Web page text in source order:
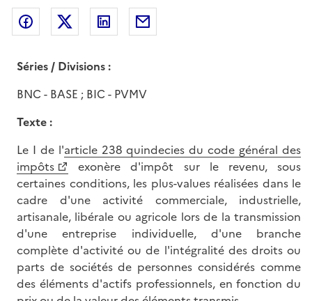
Partager sur Facebook
Partager sur Twitter
Partager sur LinkedIn
Séries / Divisions :
BNC - BASE ; BIC - PVMV
Texte :
Le I de l'article 238 quindecies du code général des
impôts
exonère d'impôt sur le revenu, sous
certaines conditions, les plus-values réalisées dans le
cadre d'une activité commerciale, industrielle,
artisanale, libérale ou agricole lors de la transmission
d'une entreprise individuelle, d'une branche
complète d'activité ou de l'intégralité des droits ou
parts de sociétés de personnes considérés comme
des éléments d'actifs professionnels, en fonction du